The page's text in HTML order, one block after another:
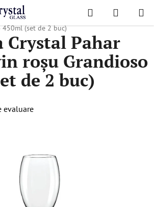
Căutare
DE
/ Grandioso
Bohemia Crystal Pahar pentru
(set de 2 buc)
Crystal Pahar
roșu Grandioso
de 2 buc)
evaluare